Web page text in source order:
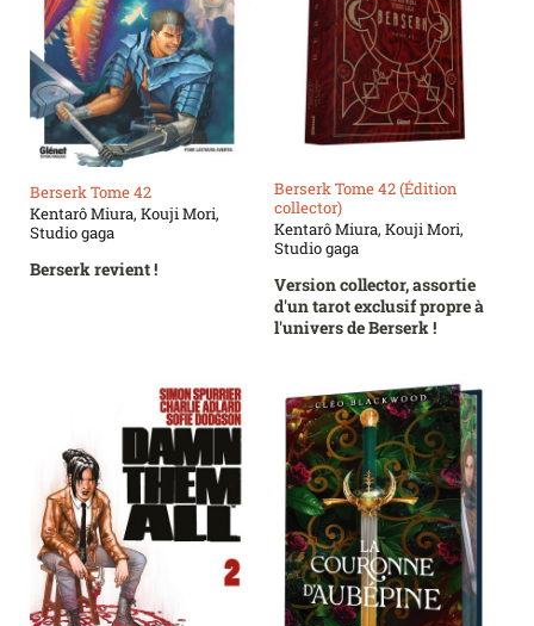
Berserk Tome 42
Kentarô Miura, Kouji Mori,
Studio gaga
Berserk revient !
Berserk Tome 42 (Édition
collector)
Kentarô Miura, Kouji Mori,
Studio gaga
Version collector, assortie
d'un tarot exclusif propre à
l'univers de Berserk !